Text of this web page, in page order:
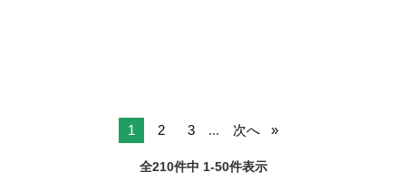
1 2 3 ... 次へ
全210件中 1-50件表示